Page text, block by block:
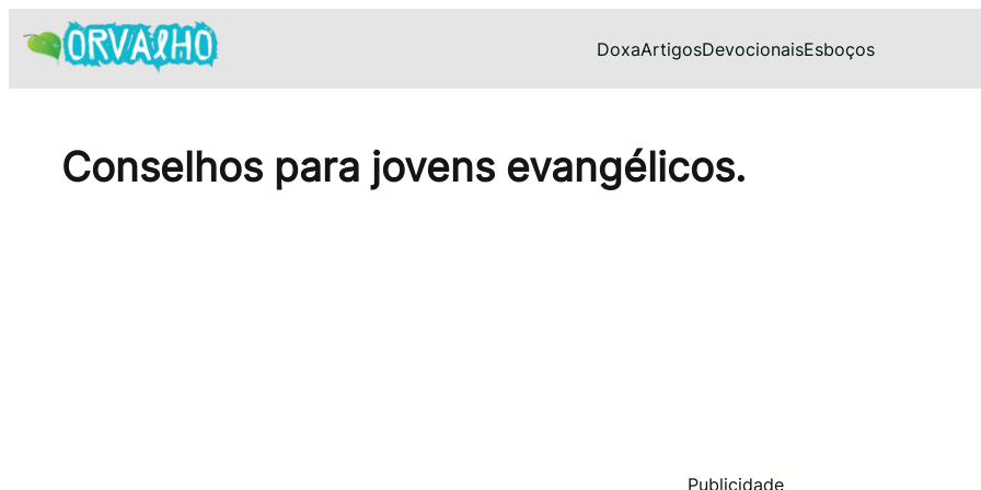
para
conteúdo
DoxaArtigosDevocionaisEsboços
Conselhos para jovens evangélicos.
Publicidade